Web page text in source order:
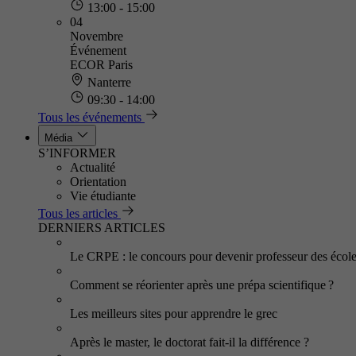
13:00 - 15:00
04
Novembre
Événement
ECOR Paris
Nanterre
09:30 - 14:00
Tous les événements
Média
S’INFORMER
Actualité
Orientation
Vie étudiante
Tous les articles
DERNIERS ARTICLES
Le CRPE : le concours pour devenir professeur des
Comment se réorienter après une prépa scientifique ?
Les meilleurs sites pour apprendre le grec
Après le master, le doctorat fait-il la différence ?